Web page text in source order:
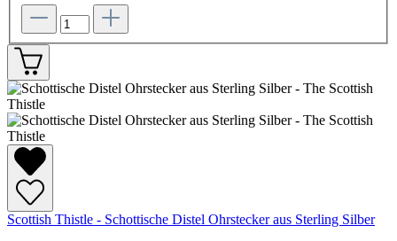
Scottish Thistle - Schottische Distel Ohrstecker aus Sterling Silber